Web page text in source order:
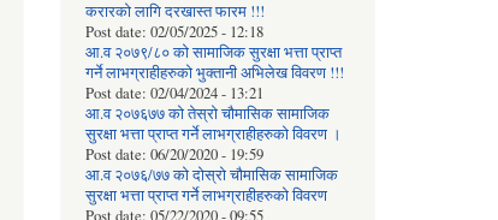
करारको लागि दरखास्त फारम !!!
Post date: 02/05/2025 - 12:18
आ.व २०७९/८० को सामाजिक सुरक्षा भत्ता प्राप्त
गर्ने लाभग्राहीहरुको भुक्तानी अभिलेख विवरण !!!
Post date: 02/04/2024 - 13:21
आ.व २०७६७७ को तेस्रो चौमासिक सामाजिक
सुरक्षा भत्ता प्राप्त गर्ने लाभग्राहीहरुको विवरण ।
Post date: 06/20/2020 - 19:59
आ.व २०७६/७७ को दोस्रो चौमासिक सामाजिक
सुरक्षा भत्ता प्राप्त गर्ने लाभग्राहीहरुको विवरण
Post date: 05/22/2020 - 09:55